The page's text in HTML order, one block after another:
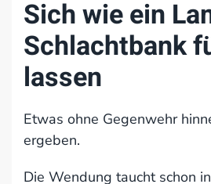
Sich wie ein
Schlachtbank
lassen
Etwas ohne Gegenwehr
ergeben.
Die Wendung taucht schon